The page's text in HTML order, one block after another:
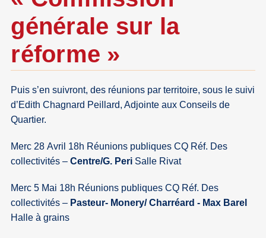
générale sur la
réforme »
Puis s’en suivront, des réunions par territoire, sous le suivi
d’Edith Chagnard Peillard, Adjointe aux Conseils de
Quartier.
Merc 28 Avril 18h Réunions publiques CQ Réf. Des
collectivités –Centre/G. Peri Salle Rivat
Merc 5 Mai 18h Réunions publiques CQ Réf. Des
collectivités – Pasteur- Monery/ Charréard - Max Barel
Halle à grains